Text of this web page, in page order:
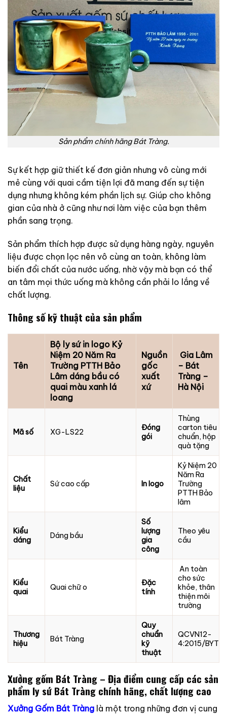
Sản phẩm chính hãng Bát Tràng.
Sự kết hợp giữ thiết kế đơn giản nhưng vô cùng mới
mẻ cùng với quai cầm tiện lợi đã mang đến sự tiện
dụng nhưng không kém phần lịch sự. Giúp cho không
gian của nhà ở cũng như nơi làm việc của bạn thêm
phần sang trọng.
Sản phẩm thích hợp được sử dụng hàng ngày, nguyên
liệu được chọn lọc nên vô cùng an toàn, không làm
biến đổi chất của nước uống, nhờ vậy mà bạn có thể
an tâm mọi thức uống mà không cần phải lo lắng về
chất lượng.
Thông số kỹ thuật của sản phẩm
Tên
Bộ ly sứ in logo Kỷ
Niệm 20 Năm Ra
Trường PTTH Bảo
Lâm dáng bầu có
quai màu xanh lá
loang
Nguồn
gốc
xuất
xứ
Gia Lâm
– Bát
Tràng –
Hà Nội
Mã số XG-LS22
Đóng
gói
Thùng
carton tiêu
chuẩn, hộp
quà tặng
Chất
liệu
Sứ cao cấp In logo
Kỷ Niệm 20
Năm Ra
Trường
PTTH Bảo
lâm
Kiểu
dáng
Dáng bầu
Số
lượng
gia
công
Theo yêu
cầu
Kiểu
quai
Quai chữ o
Đặc
tính
An toàn
cho sức
khỏe, thân
thiện môi
trường
Thương
hiệu
Bát Tràng
Quy
chuẩn
kỹ
thuật
QCVN12-
4:2015/BYT
Xưởng gốm Bát Tràng – Địa điểm cung cấp các sản
phẩm ly sứ Bát Tràng chính hãng, chất lượng cao
Xưởng Gốm Bát Tràng là một trong những đơn vị cung